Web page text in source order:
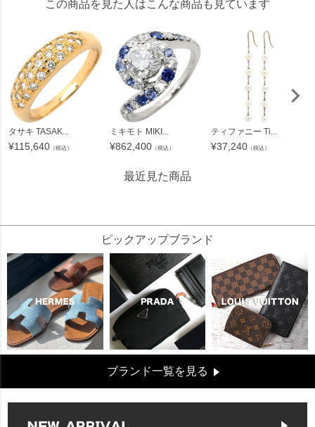
この商品を見た人はこんな商品も見ています
タサキ TASAK...
¥115,640 （税込）
ミキモト MIKI...
¥862,400 （税込）
ティファニー Ti...
¥37,240 （税込）
最近見た商品
ピックアップブランド
ブランド一覧を見る